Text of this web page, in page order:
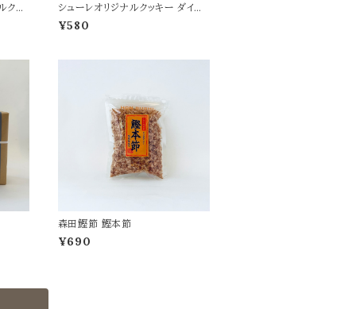
クッ
シューレオリジナルクッキー ダイシ
モチ
¥580
森田鰹節 鰹本節
¥690